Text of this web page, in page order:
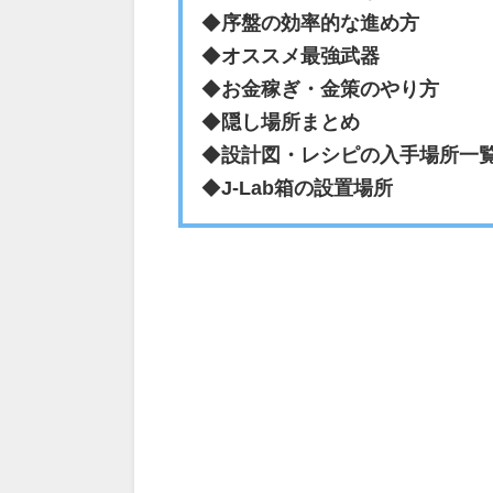
◆序盤の効率的な進め方
◆オススメ最強武器
◆お金稼ぎ・金策のやり方
◆隠し場所まとめ
◆設計図・レシピの入手場所一
◆J-Lab箱の設置場所